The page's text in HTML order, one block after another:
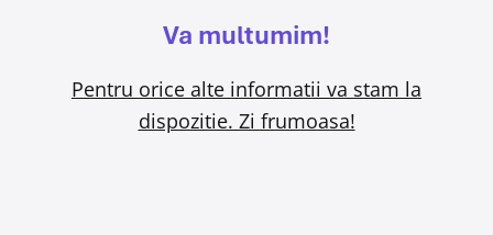
Va multumim!
Pentru orice alte informatii va stam la
dispozitie. Zi frumoasa!